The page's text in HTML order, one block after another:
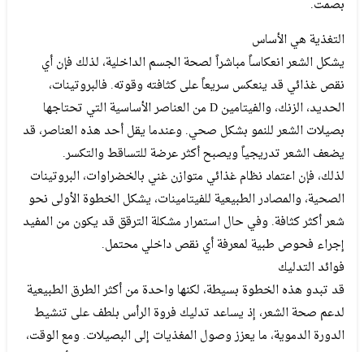
بصمت.
التغذية هي الأساس
يشكل الشعر انعكاساً مباشراً لصحة الجسم الداخلية، لذلك فإن أي
نقص غذائي قد ينعكس سريعاً على كثافته وقوته. فالبروتينات،
الحديد، الزنك، والفيتامين D من العناصر الأساسية التي تحتاجها
بصيلات الشعر للنمو بشكل صحي. وعندما يقل أحد هذه العناصر، قد
يضعف الشعر تدريجياً ويصبح أكثر عرضة للتساقط والتكسر.
لذلك، فإن اعتماد نظام غذائي متوازن غني بالخضراوات، البروتينات
الصحية، والمصادر الطبيعية للفيتامينات، يشكل الخطوة الأولى نحو
شعر أكثر كثافة. وفي حال استمرار مشكلة الترقق قد يكون من المفيد
إجراء فحوص طبية لمعرفة أي نقص داخلي محتمل.
فوائد التدليك
قد تبدو هذه الخطوة بسيطة، لكنها واحدة من أكثر الطرق الطبيعية
لدعم صحة الشعر، إذ يساعد تدليك فروة الرأس بلطف على تنشيط
الدورة الدموية، ما يعزز وصول المغذيات إلى البصيلات. ومع الوقت،